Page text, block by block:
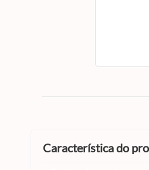
característica do